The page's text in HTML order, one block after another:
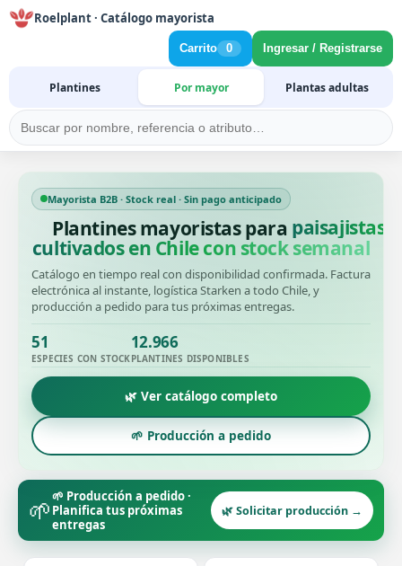
Roelplant · Catálogo mayorista
Plantines Por mayor Plantas adultas
Carrito 0 Ingresar / Registrarse
Mayorista B2B · Stock real · Sin pago anticipado
Plantines mayoristas para productores
cultivados en Chile con stock semanal
Catálogo en tiempo real con disponibilidad confirmada. Factura
electrónica al instante, logística Starken a todo Chile, y
producción a pedido para tus próximas entregas.
51
ESPECIES CON STOCK
12.966
PLANTINES DISPONIBLES
🌿 Ver catálogo completo
🌱 Producción a pedido
🌱🌱 Producción a pedido ·
Planifica tus próximas
entregas
🌿 Solicitar producción →